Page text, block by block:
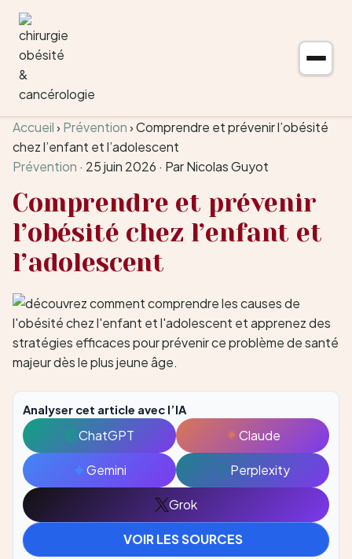
Aller au contenu
Accueil› Prévention›Comprendre et prévenir l’obésité
chez l’enfant et l’adolescent
Prévention · 25 juin 2026 · Par Nicolas Guyot
Comprendre et prévenir
l’obésité chez l’enfant et
l’adolescent
Analyser cet article avec l’IA
ChatGPT
Ouvrir
avec
Claude
Ouvrir
avec
Claude
Gemini
Ouvrir
Perplexity
Ouvrir
Grok
Ouvrir
avec
VOIR LES SOURCES